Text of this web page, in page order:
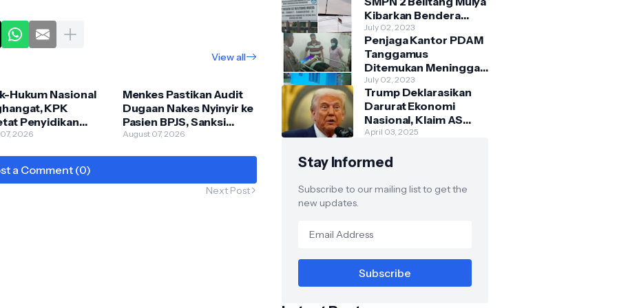
View all
Hukum Nasional
KPK
Penyidikan
Istana Bantah Isu
2026
Menkes Pastikan Audit
Dugaan Nakes Nyinyir ke
Pasien BPJS, Sanksi
Tunggu Hasil Investigasi
August 07, 2026
a Comment (0)
Next Post
Kibarkan Bendera
Usang dan Sobek
July 02, 2023
Penjaga Kantor PDAM
Tanggamus
Ditemukan Meninggal
di Belakang Kantornya.
July 02, 2023
Trump Deklarasikan
Darurat Ekonomi
Nasional, Klaim AS
Terus Diperlakukan
Asing"
April 03, 2025
Stay Informed
Subscribe to our mailing list to get the
new updates.